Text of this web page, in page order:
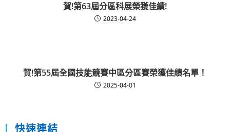
賀!第63屆分區科展榮獲佳績!
2023-04-24
賀!第55屆全國技能競賽中區分區賽榮獲佳績名單！
2025-04-01
快速連結